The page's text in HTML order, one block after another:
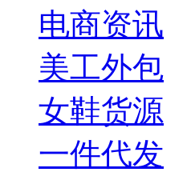
电商资讯
美工外包
女鞋货源
一件代发